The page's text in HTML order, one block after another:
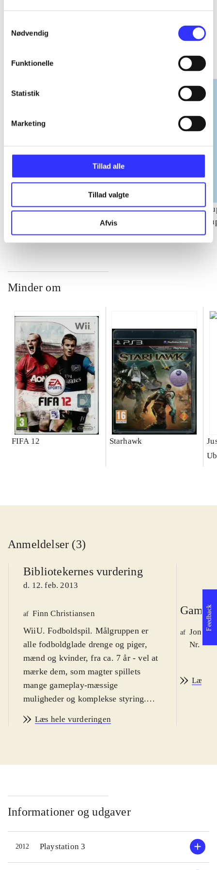
Nødvendig
Funktionelle
Statistik
Marketing
Tillad alle
Tillad valgte
Afvis
EA sports
Gå til serien
NHL (Pc) NBA live (Pc)
Minder om
FIFA 12 Starhawk
Anmeldelser (3)
Bibliotekernes vurdering
d. 12. feb. 2013
af Finn Christiansen
WiiU. Fodboldspil. Målgruppen er
alle fodboldglade drenge og piger,
mænd og kvinder, fra ca. 7 år - vel at
mærke dem, som magter spillets
mange gameplay-mæssige
muligheder og komplekse styring.
lidt højere end i de normale FIFA-
engelsk. PEGI: 3.
konsollen. Helt grundlæggende er
FIFA 13 et helt igennem glimrende
fodboldspil. Der er bygget ovenpå på
12-versionen og alt virker som det
skal. Spil-mekanikken er solid og
realistisk, grafikken er super flot og
Læs hele vurderingen
Game
af Jonas
Nr.
Læs
Informationer og udgaver
2012 Playstation 3
Feedback